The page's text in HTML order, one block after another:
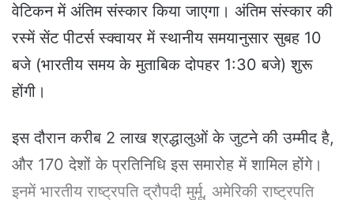
वेटिकन में अंतिम संस्कार किया जाएगा। अंतिम संस्कार की
रस्में सेंट पीटर्स स्क्वायर में स्थानीय समयानुसार सुबह 10
बजे (भारतीय समय के मुताबिक दोपहर 1:30 बजे) शुरू
होंगी।
इस दौरान करीब 2 लाख श्रद्धालुओं के जुटने की उम्मीद है,
और 170 देशों के प्रतिनिधि इस समारोह में शामिल होंगे।
इनमें भारतीय राष्ट्रपति द्रौपदी मुर्मू, अमेरिकी राष्ट्रपति